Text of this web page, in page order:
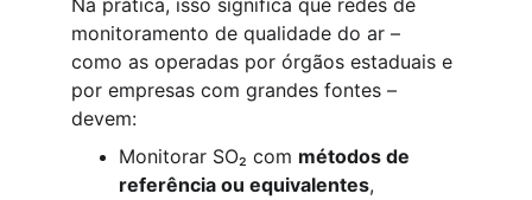
Na prática, isso significa que redes de
monitoramento de qualidade do ar –
como as operadas por órgãos estaduais e
por empresas com grandes fontes –
devem:
Monitorar SO₂ com métodos de
referência ou equivalentes,